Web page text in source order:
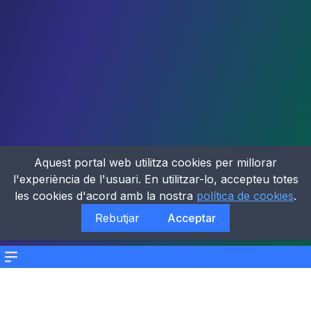
Menu
Aquest portal web utilitza cookies per millorar
l'experiència de l'usuari. En utilitzar-lo, accepteu totes
les cookies d'acord amb la nostra política de cookies.
Rebutjar
Acceptar